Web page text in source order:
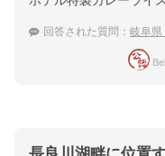
ホテ
回答された質問： 岐阜県｜